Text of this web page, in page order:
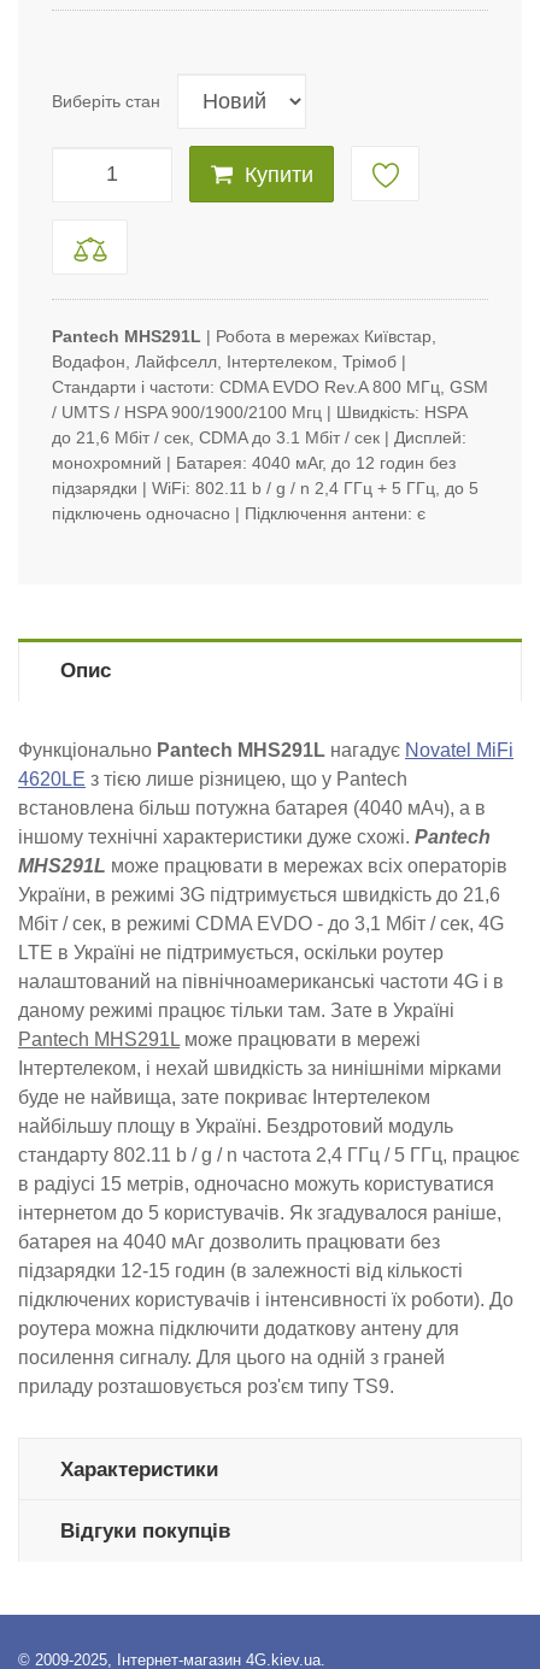
Виберіть стан
Купити
Pantech MHS291L | Робота в мережах Київстар,
Водафон, Лайфселл, Інтертелеком, Трімоб |
Стандарти і частоти: CDMA EVDO Rev.A 800 МГц, GSM
/ UMTS / HSPA 900/1900/2100 Мгц | Швидкість: HSPA
до 21,6 Мбіт / сек, CDMA до 3.1 Мбіт / сек | Дисплей:
монохромний | Батарея: 4040 мАг, до 12 годин без
підзарядки | WiFi: 802.11 b / g / n 2,4 ГГц + 5 ГГц, до 5
підключень одночасно | Підключення антени: є
Опис
Функціонально Pantech MHS291L нагадує Novatel MiFi
4620LE з тією лише різницею, що у Pantech
встановлена ​​більш потужна батарея (4040 мАч), а в
іншому технічні характеристики дуже схожі. Pantech
MHS291L може працювати в мережах всіх операторів
України, в режимі 3G підтримується швидкість до 21,6
Мбіт / сек, в режимі CDMA EVDO - до 3,1 Мбіт / сек, 4G
LTE в Україні не підтримується, оскільки роутер
налаштований на північноамериканські частоти 4G і в
даному режимі працює тільки там. Зате в Україні
Pantech MHS291L може працювати в мережі
Інтертелеком, і нехай швидкість за нинішніми мірками
буде не найвища, зате покриває Інтертелеком
найбільшу площу в Україні. Бездротовий модуль
стандарту 802.11 b / g / n частота 2,4 ГГц / 5 ГГц, працює
в радіусі 15 метрів, одночасно можуть користуватися
інтернетом до 5 користувачів. Як згадувалося раніше,
батарея на 4040 мАг дозволить працювати без
підзарядки 12-15 годин (в залежності від кількості
підключених користувачів і інтенсивності їх роботи). До
роутера можна підключити додаткову антену для
посилення сигналу. Для цього на одній з граней
приладу розташовується роз'єм типу TS9.
Характеристики
Відгуки покупців
© 2009-2025, Інтернет-магазин 4G.kiev.ua.